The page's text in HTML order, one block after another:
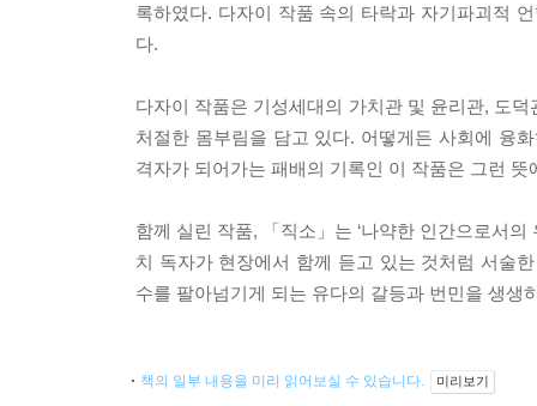
록하였다. 다자이 작품 속의 타락과 자기파괴적
다.
다자이 작품은 기성세대의 가치관 및 윤리관, 도
처절한 몸부림을 담고 있다. 어떻게든 사회에 융
격자가 되어가는 패배의 기록인 이 작품은 그런
함께 실린 작품, 「직소」는 ‘나약한 인간으로서
치 독자가 현장에서 함께 듣고 있는 것처럼 서술
수를 팔아넘기게 되는 유다의 갈등과 번민을 생생
책의 일부 내용을 미리 읽어보실 수 있습니다. 미리보기